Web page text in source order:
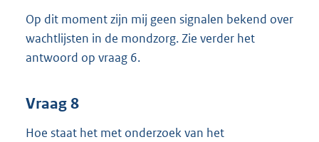
Op dit moment zijn mij geen signalen bekend over
wachtlijsten in de mondzorg. Zie verder het
antwoord op vraag 6.
Vraag 8
Hoe staat het met onderzoek van het